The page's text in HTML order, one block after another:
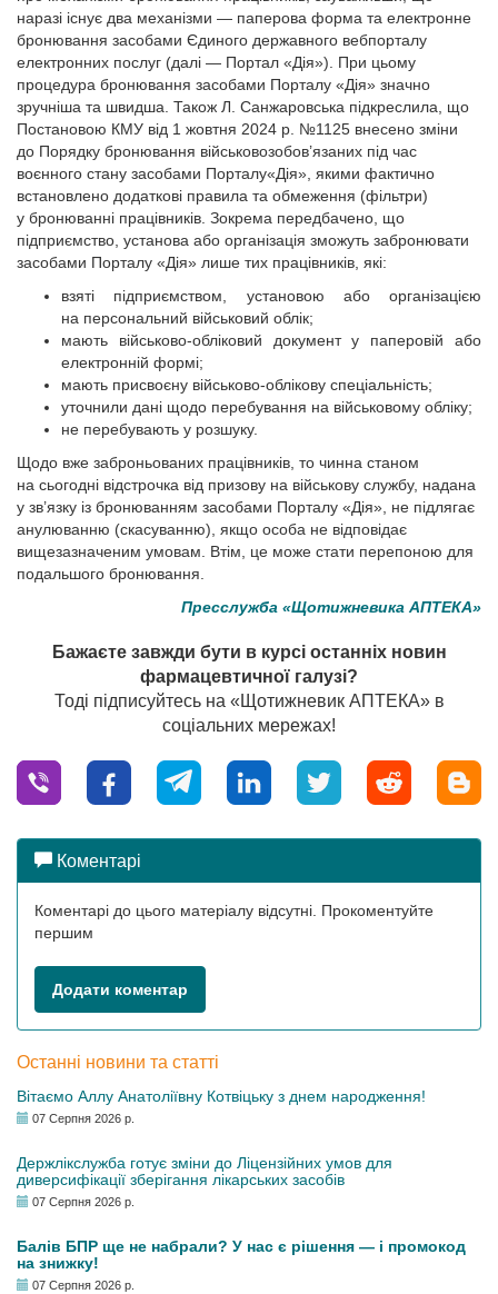
наразі існує два механізми — паперова форма та електронне
бронювання засобами Єдиного державного вебпорталу
електронних послуг (далі — Портал «Дія»). При цьому
процедура бронювання засобами Порталу «Дія» значно
зручніша та швидша. Також Л. Санжаровська підкреслила, що
Постановою КМУ від 1 жовтня 2024 р. №1125 внесено зміни
до Порядку бронювання військовозобов’язаних під час
воєнного стану засобами Порталу«Дія», якими фактично
встановлено додаткові правила та обмеження (фільтри)
у бронюванні працівників. Зокрема передбачено, що
підприємство, установа або організація зможуть забронювати
засобами Порталу «Дія» лише тих працівників, які:
взяті підприємством, установою або організацією
на персональний військовий облік;
мають військово-обліковий документ у паперовій або
електронній формі;
мають присвоєну військово-облікову спеціальність;
уточнили дані щодо перебування на військовому обліку;
не перебувають у розшуку.
Щодо вже заброньованих працівників, то чинна станом
на сьогодні відстрочка від призову на військову службу, надана
у зв’язку із бронюванням засобами Порталу «Дія», не підлягає
анулюванню (скасуванню), якщо особа не відповідає
вищезазначеним умовам. Втім, це може стати перепоною для
подальшого бронювання.
Пресслужба «Щотижневика АПТЕКА»
Бажаєте завжди бути в курсі останніх новин
фармацевтичної галузі?
Тоді підписуйтесь на «Щотижневик АПТЕКА» в
соціальних мережах!
Коментарі
Коментарі до цього матеріалу відсутні. Прокоментуйте
першим
Додати коментар
Останні новини та статті
Вітаємо Аллу Анатоліївну Котвіцьку з днем народження!
07 Серпня 2026 р.
Держлікслужба готує зміни до Ліцензійних умов для
диверсифікації зберігання лікарських засобів
07 Серпня 2026 р.
Балів БПР ще не набрали? У нас є рішення — і промокод
на знижку!
07 Серпня 2026 р.